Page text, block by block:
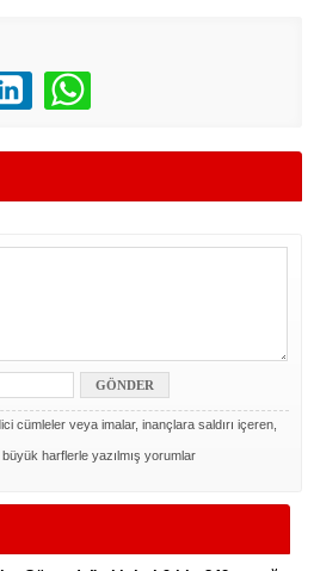
cümleler veya imalar, inançlara saldırı içeren,
harflerle yazılmış yorumlar